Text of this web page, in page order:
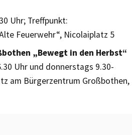
Uhr; Treffpunkt:
Feuerwehr“, Nicolaiplatz 5
„Bewegt in den Herbst“
Uhr und donnerstags 9.30-
am Bürgerzentrum Großbothen,